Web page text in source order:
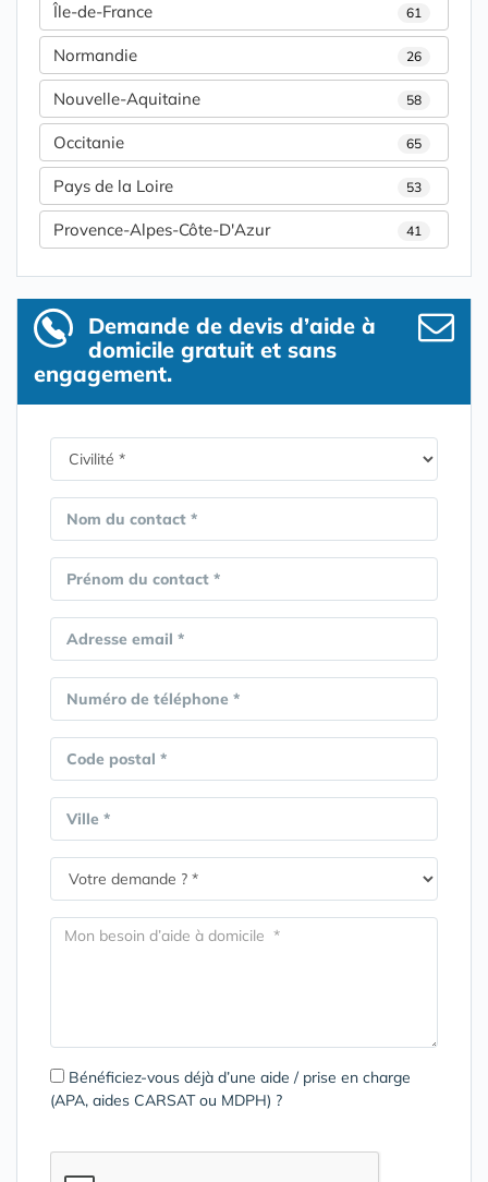
Île-de-France 61
Normandie 26
Nouvelle-Aquitaine 58
Occitanie 65
Pays de la Loire 53
Provence-Alpes-Côte-D'Azur 41
Demande de devis d’aide à
domicile gratuit et sans
engagement.
Nom du contact *
Prénom du contact *
Adresse email *
Numéro de téléphone *
Code postal *
Ville *
Bénéficiez-vous déjà d’une aide / prise en charge
(APA, aides CARSAT ou MDPH) ?